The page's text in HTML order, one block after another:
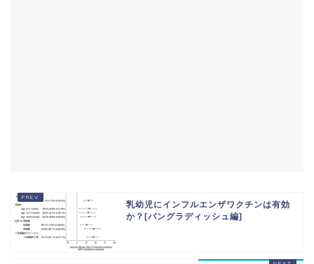
乳幼児にインフルエンザワクチンは有効
か？[バングラディッシュ編]